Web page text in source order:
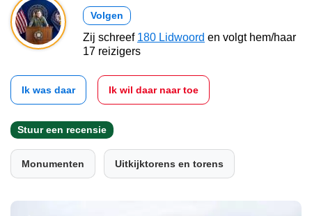
Volgen
Zij schreef 180 Lidwoord en volgt hem/haar
17 reizigers
Ik was daar Ik wil daar naar toe
Stuur een recensie
Monumenten Uitkijktorens en torens